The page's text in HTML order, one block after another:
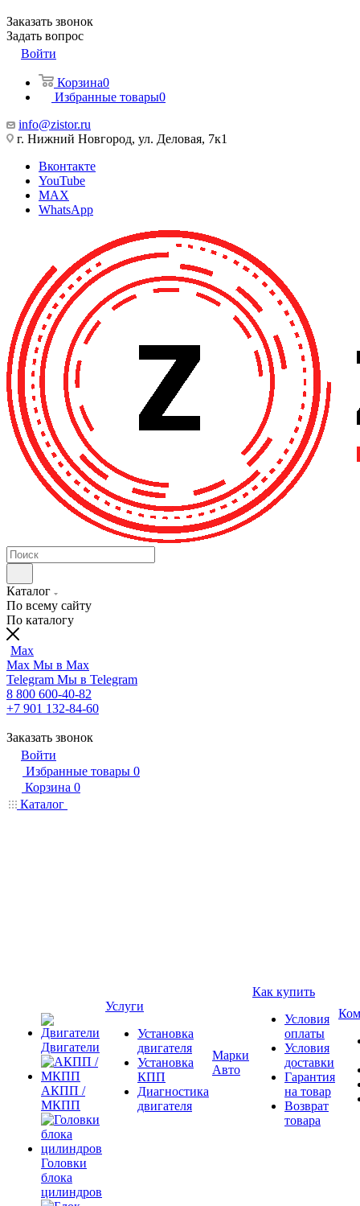
Заказать звонок
Задать вопрос
Войти
Корзина0
Избранные товары0
info@zistor.ru
г. Нижний Новгород, ул. Деловая, 7к1
Вконтакте
YouTube
MAX
WhatsApp
Каталог
По всему сайту
По каталогу
Max
Max Мы в Max
Telegram Мы в Telegram
8 800 600-40-82
+7 901 132-84-60
Заказать звонок
Войти
Избранные товары 0
Корзина 0
Каталог
Двигатели
АКПП /
МКПП
Головки
блока
цилиндров
Услуги
Установка
двигателя
Установка
КПП
Диагностика
двигателя
Марки
Авто
Как купить
Условия
оплаты
Условия
доставки
Гарантия
на товар
Возврат
товара